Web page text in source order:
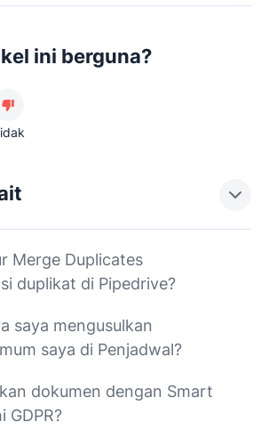
ini berguna?
Merge Duplicates
duplikat di Pipedrive?
saya mengusulkan
saya di Penjadwal?
dokumen dengan Smart
GDPR?